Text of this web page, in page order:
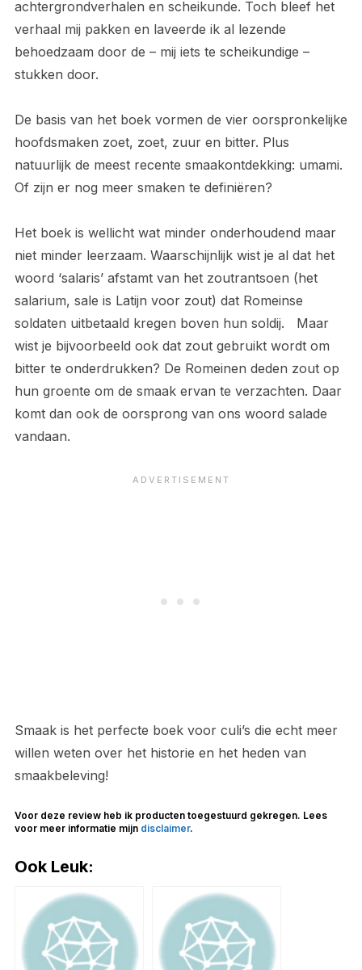
achtergrondverhalen en scheikunde. Toch bleef het
verhaal mij pakken en laveerde ik al lezende
behoedzaam door de – mij iets te scheikundige –
stukken door.
De basis van het boek vormen de vier oorspronkelijke
hoofdsmaken zoet, zoet, zuur en bitter. Plus
natuurlijk de meest recente smaakontdekking: umami.
Of zijn er nog meer smaken te definiëren?
Het boek is wellicht wat minder onderhoudend maar
niet minder leerzaam. Waarschijnlijk wist je al dat het
woord ‘salaris’ afstamt van het zoutrantsoen (het
salarium, sale is Latijn voor zout) dat Romeinse
soldaten uitbetaald kregen boven hun soldij. Maar
wist je bijvoorbeeld ook dat zout gebruikt wordt om
bitter te onderdrukken? De Romeinen deden zout op
hun groente om de smaak ervan te verzachten. Daar
komt dan ook de oorsprong van ons woord salade
vandaan.
Smaak is het perfecte boek voor culi’s die echt meer
willen weten over het historie en het heden van
smaakbeleving!
Voor deze review heb ik producten toegestuurd gekregen. Lees
voor meer informatie mijn disclaimer.
Ook Leuk: